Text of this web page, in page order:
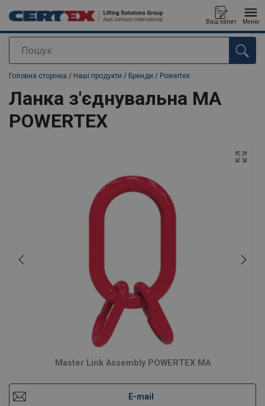
Пошук
Ваш запит Меню
added to your quote
Головна сторінка / Наші продукти / Бренди / Powertex
Ланка з'єднувальна MA
POWERTEX
Master Link Assembly POWERTEX MA
E-mail